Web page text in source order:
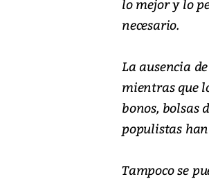
lo mejor y lo
necesario.
La ausencia
mientras que
bonos, bolsas
populistas
Tampoco se